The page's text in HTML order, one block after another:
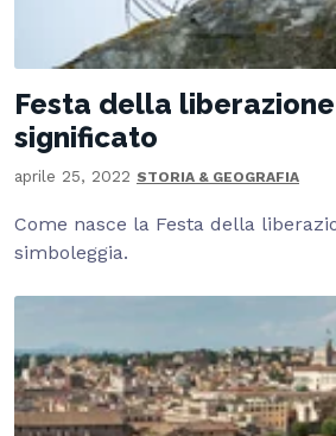
Festa della
significato
aprile 25, 2022 STORIA & GEOGRAFIA
Come nasce la Festa della
simboleggia.